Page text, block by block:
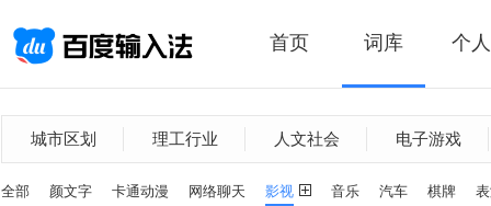
首页 词库 个
城市区划 理工行业 人文社会 电子游戏
全部 颜文字 卡通动漫 网络聊天 影视 音乐 汽车 棋牌